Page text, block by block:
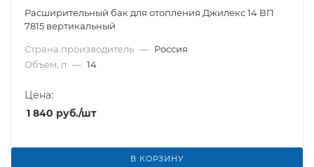
Расширительный бак для отопления Джилекс 14 ВП
7815 вертикальный
Страна производитель — Россия
Объем, л — 14
Цена:
1 840 руб./шт
В КОРЗИНУ